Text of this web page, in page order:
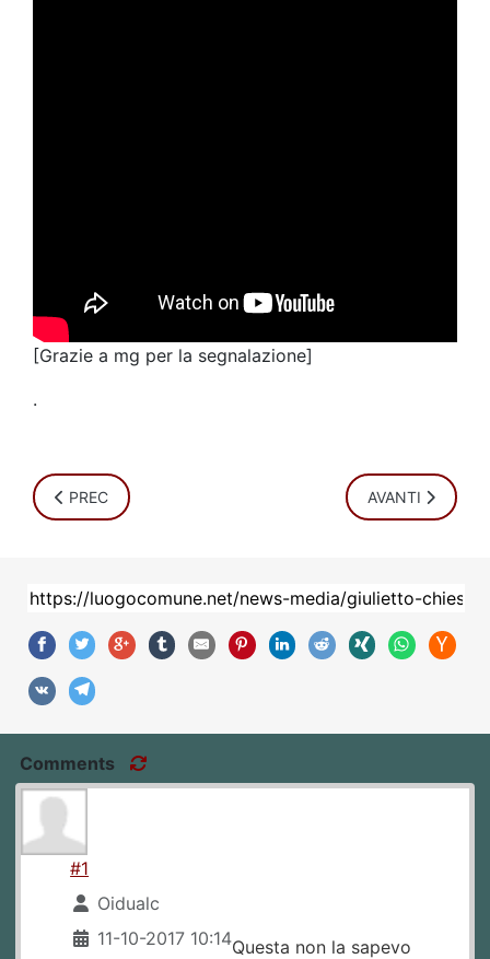
[Grazie a mg per la segnalazione]
.
ARTICOLO PRECEDENTE: "IN SHADOW" -
PREC ARTICOLO
AVANTI
Comments
#1
Oidualc
11-10-2017 10:14Questa non la sapevo